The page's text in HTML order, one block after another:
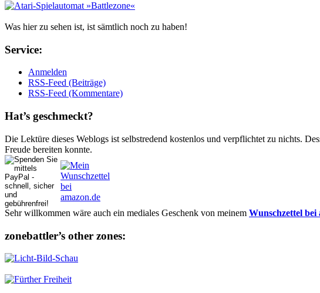
Was hier zu sehen ist, ist sämt­lich noch zu haben!
Ser­vice:
Anmelden
RSS-Feed (Beiträge)
RSS-Feed (Kommentare)
Hat’s ge­schmeckt?
Die Lektüre dieses Weblogs ist selbstredend kostenlos und ver­pflich­tet zu nichts.
Freude bereiten konnte.
Sehr willkommen wäre auch ein mediales Geschenk von meinem Wunschzettel bei
zonebattler’s other zo­nes: